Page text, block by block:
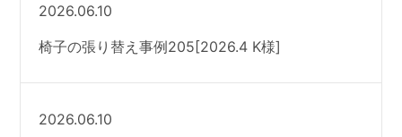
2026.06.10
椅子の張り替え事例205[2026.4 K様]
2026.06.10